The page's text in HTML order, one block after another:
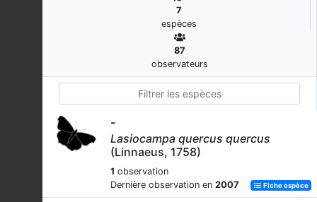
7
espèces
87
observateurs
-
Lasiocampa quercus quercus
(Linnaeus, 1758)
1 observation
Dernière observation en 2007 Fiche espèce